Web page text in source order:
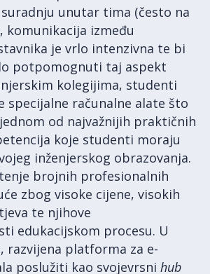
unutar tima (često na
komunikacija između
je vrlo intenzivna te bi
potpomognuti taj aspekt
kolegijima, studenti
specijalne računalne alate što
od najvažnijih praktičnih
koje studenti moraju
inženjerskog obrazovanja.
brojnih profesionalnih
zbog visoke cijene, visokih
te njihove
edukacijskom procesu. U
razvijena platforma za e-
poslužiti kao svojevrsni hub